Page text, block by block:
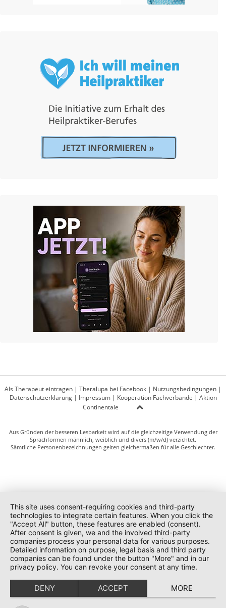
Als Therapeut eintragen | Theralupa bei Facebook | Nutzungsbedingungen |
Datenschutzerklärung| Impressum| Kooperation Fachverbände | Aktion
Continentale
Aus Gründen der besseren Lesbarkeit wird auf die gleichzeitige Verwendung der
Sprachformen männlich, weiblich und divers (m/w/d) verzichtet.
Sämtliche Personenbezeichnungen gelten gleichermaßen für alle Geschlechter.
This site uses consent-requiring cookies and third-party
technologies to integrate certain features. When you click the
"Accept All" button, these features are enabled (consent).
After consent is given, we and the involved third-party
companies process your personal data for various purposes.
Detailed information on purpose, legal basis and third party
companies can be found under the button "More" and in our
privacy policy. You can revoke your consent at any time.
DENY ACCEPT MORE